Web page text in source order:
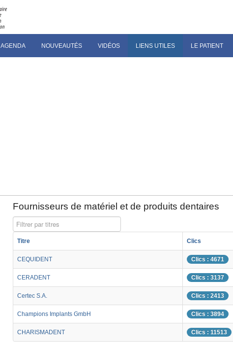
AGENDA NOUVEAUTÉS VIDÉOS LIENS UTILES LE PATIENT
Fournisseurs de matériel et de produits dentaires
Filtrer par titres
Titre Clics
CEQUIDENT Clics : 4671
CERADENT Clics : 3137
Certec S.A. Clics : 2413
Champions Implants GmbH Clics : 3894
CHARISMADENT Clics : 11513